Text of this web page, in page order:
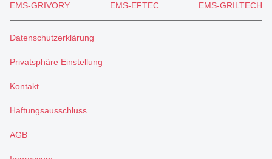
EMS-GRIVORY EMS-EFTEC EMS-GRILTECH
Datenschutzerklärung
Privatsphäre Einstellung
Kontakt
Haftungsausschluss
AGB